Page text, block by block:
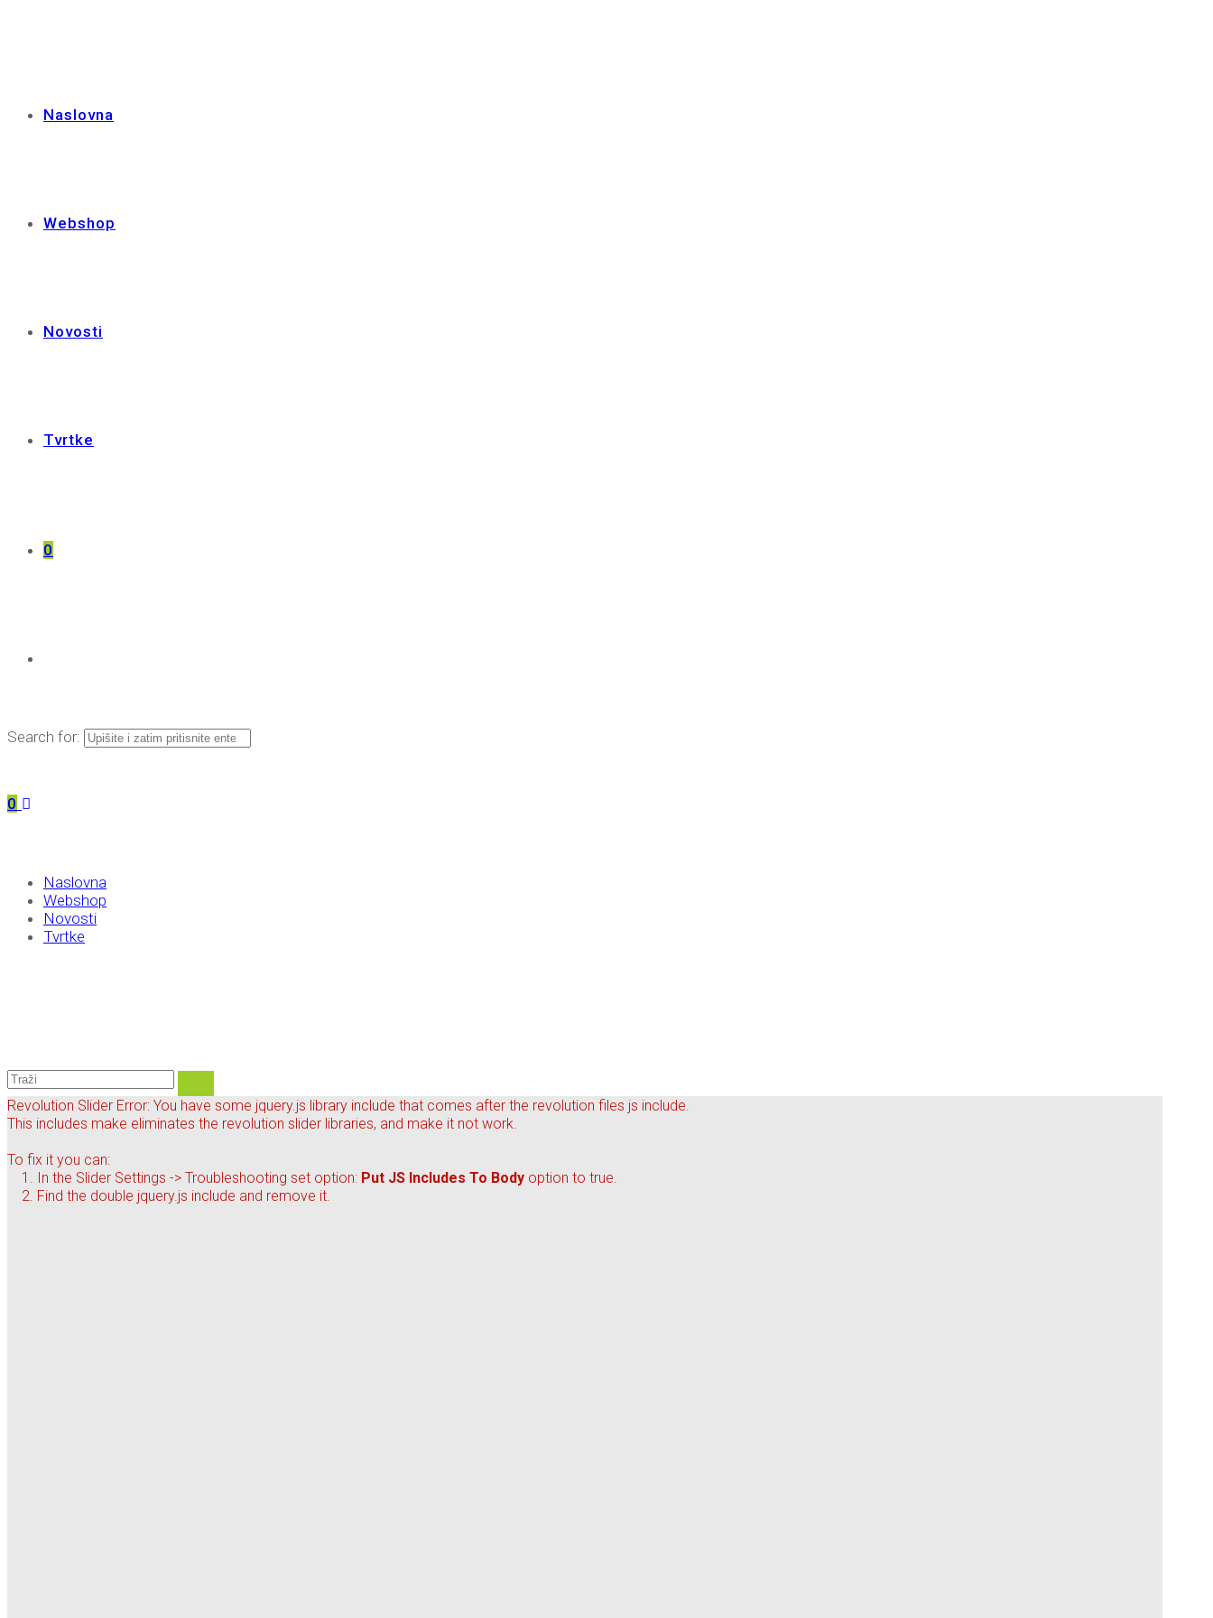
Naslovna
Webshop
Novosti
Tvrtke
0
Search for:
0
Naslovna
Webshop
Novosti
Tvrtke
Revolution Slider Error: You have some jquery.js library include that comes after the revolution files js include.
This includes make eliminates the revolution slider libraries, and make it not work.
To fix it you can:
1. In the Slider Settings -> Troubleshooting set option: Put JS Includes To Body option to true.
2. Find the double jquery.js include and remove it.